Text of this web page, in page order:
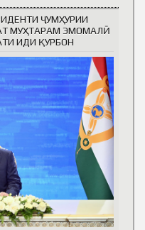
ҶУМҲУРИИ
МУҲТАРАМ ЭМОМАЛӢ
ИДИ ҚУРБОН